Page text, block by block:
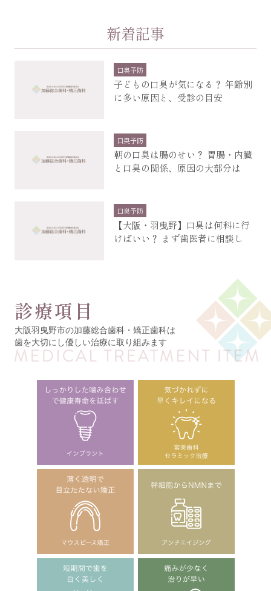
新着記事
口臭予防
子どもの口臭が気になる？ 年齢別
に多い原因と、受診の目安
口臭予防
朝の口臭は腸のせい？ 胃腸・内臓
と口臭の関係、原因の大部分は
口臭予防
【大阪・羽曳野】口臭は何科に行
けばいい？ まず歯医者に相談し
診療項目
大阪羽曳野市の加藤総合歯科・矯正歯科は
歯を大切にし優しい治療に取り組みます